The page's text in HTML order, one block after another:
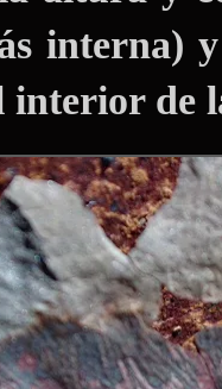
interna)
interior de